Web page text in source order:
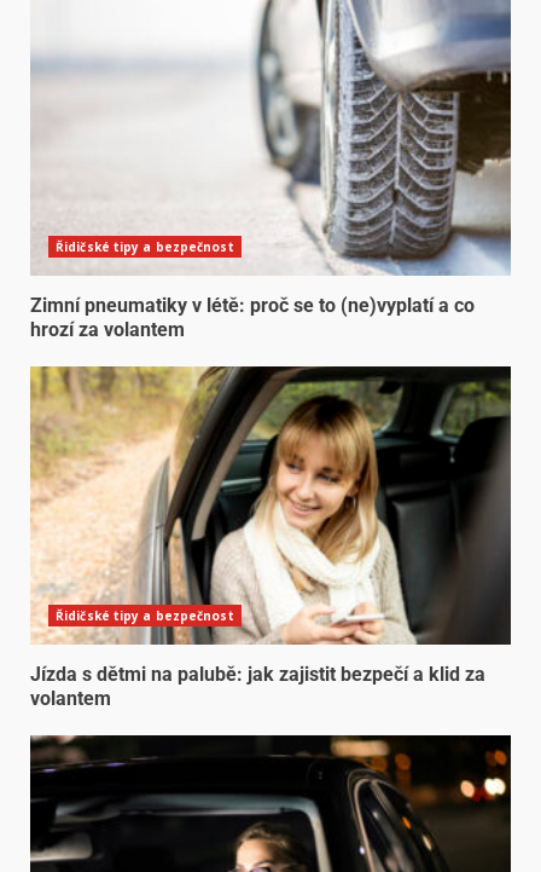
Řidičské tipy a bezpečnost
Zimní pneumatiky v létě: proč se to (ne)vyplatí a co
hrozí za volantem
Řidičské tipy a bezpečnost
Jízda s dětmi na palubě: jak zajistit bezpečí a klid za
volantem